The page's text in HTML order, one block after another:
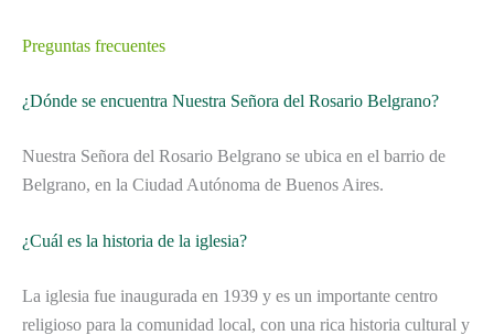
Preguntas frecuentes
¿Dónde se encuentra Nuestra Señora del Rosario Belgrano?
Nuestra Señora del Rosario Belgrano se ubica en el barrio de
Belgrano, en la Ciudad Autónoma de Buenos Aires.
¿Cuál es la historia de la iglesia?
La iglesia fue inaugurada en 1939 y es un importante centro
religioso para la comunidad local, con una rica historia cultural y